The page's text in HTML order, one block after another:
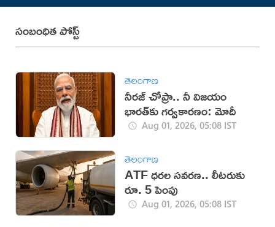
సంబంధిత పోస్ట్
తెలంగాణ
నీరజ్‌ చోప్రా.. నీ విజయం
భారత్‌కు గర్వకారణం: మోదీ
Aug 01, 2026, 05:08 IST
తెలంగాణ
ATF ధరల సవరణ.. లీటరుకు
రూ. 5 పెంపు
Aug 01, 2026, 05:08 IST